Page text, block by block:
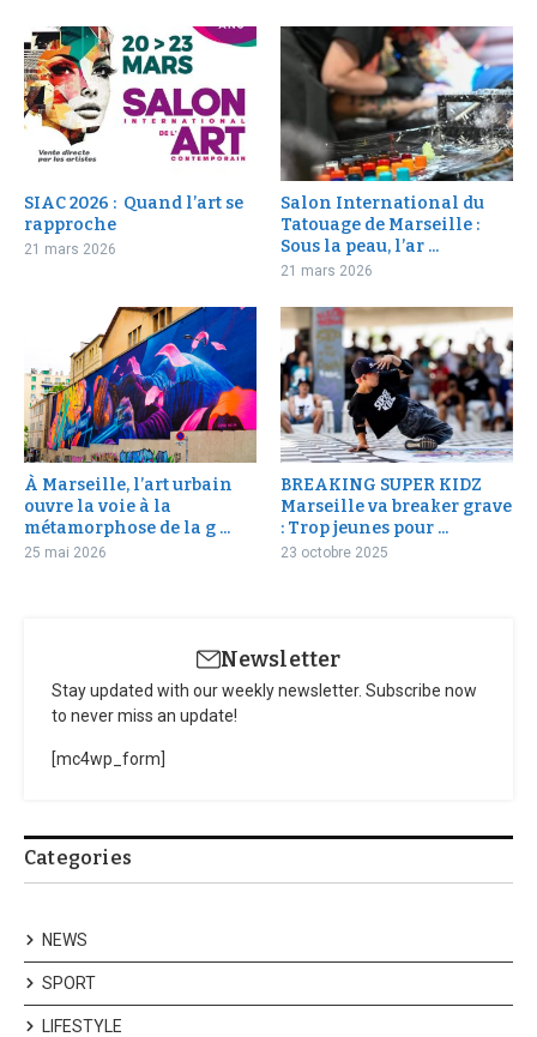
SIAC 2026 : Quand l’art se
rapproche
21 mars 2026
Salon International du
Tatouage de Marseille :
Sous la peau, l’ar ...
21 mars 2026
À Marseille, l’art urbain
ouvre la voie à la
métamorphose de la g ...
25 mai 2026
BREAKING SUPER KIDZ
Marseille va breaker grave
: Trop jeunes pour ...
23 octobre 2025
Newsletter
Stay updated with our weekly newsletter. Subscribe now
to never miss an update!
[mc4wp_form]
Categories
NEWS
SPORT
LIFESTYLE